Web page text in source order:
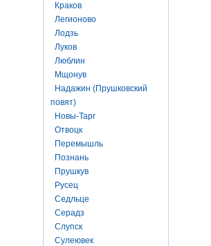
Краков
Легионово
Лодзь
Луков
Люблин
Мщонув
Надажин (Прушковский
повят)
Новы-Тарг
Отвоцк
Перемышль
Познань
Прушкув
Русец
Седльце
Серадз
Слупск
Сулеювек